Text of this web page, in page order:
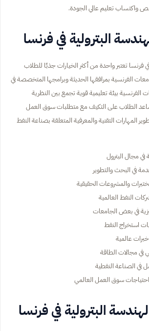
واكتساب تعليم عالي الجودة.
البترولية في فرنسا
فرنسا تعتبر واحدة من أكثر الخيارات جذبًا للطلاب
الفرنسية بمرافقها الحديثة وبرامجها المتخصصة في
الفرنسية بيئة تعليمية قوية تجمع بين النظرية
الطلاب على التكيف مع متطلبات سوق العمل
المهارات التقنية والمعرفية المتعلقة بصناعة النفط
في مجال البترول
في البحث والتطوير
والمشروعات الحقيقية
النفط العالمية
في بعض الجامعات
استخراج النفط
عالمية
مجالات الطاقة
في الصناعة النفطية
سوق العمل العالمي
البترولية في فرنسا